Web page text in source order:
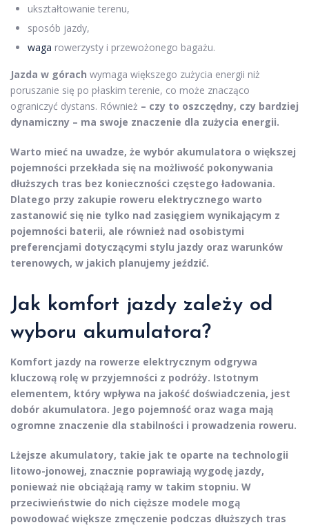
ukształtowanie terenu,
sposób jazdy,
waga rowerzysty i przewożonego bagażu.
Jazda w górach wymaga większego zużycia energii niż
poruszanie się po płaskim terenie, co może znacząco
ograniczyć dystans. Również – czy to oszczędny, czy bardziej
dynamiczny – ma swoje znaczenie dla zużycia energii.
Warto mieć na uwadze, że wybór akumulatora o większej
pojemności przekłada się na możliwość pokonywania
dłuższych tras bez konieczności częstego ładowania.
Dlatego przy zakupie roweru elektrycznego warto
zastanowić się nie tylko nad zasięgiem wynikającym z
pojemności baterii, ale również nad osobistymi
preferencjami dotyczącymi stylu jazdy oraz warunków
terenowych, w jakich planujemy jeździć.
Jak komfort jazdy zależy od
wyboru akumulatora?
Komfort jazdy na rowerze elektrycznym odgrywa
kluczową rolę w przyjemności z podróży. Istotnym
elementem, który wpływa na jakość doświadczenia, jest
dobór akumulatora. Jego pojemność oraz waga mają
ogromne znaczenie dla stabilności i prowadzenia roweru.
Lżejsze akumulatory, takie jak te oparte na technologii
litowo-jonowej, znacznie poprawiają wygodę jazdy,
ponieważ nie obciążają ramy w takim stopniu. W
przeciwieństwie do nich cięższe modele mogą
powodować większe zmęczenie podczas dłuższych tras